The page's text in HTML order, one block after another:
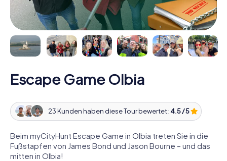
Escape Game Olbia
23 Kunden haben diese Tour bewertet: 4.5 / 5
Beim myCityHunt Escape Game in Olbia treten Sie in die
Fußstapfen von James Bond und Jason Bourne – und das
mitten in Olbia!